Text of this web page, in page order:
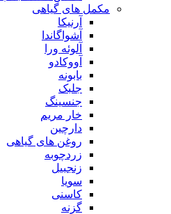
مکمل های گیاهی
آرنیکا
آشواگاندا
آلوئه ورا
آووکادو
بابونه
جلبک
جنسینگ
خار مریم
دارچین
روغن های گیاهی
زردچوبه
زنجبیل
سویا
کاسنی
گزنه